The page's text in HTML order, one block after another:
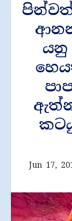
යනු
Jun 17,